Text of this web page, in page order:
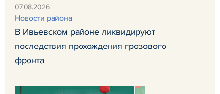
07.08.2026
Новости района
В Ивьевском районе ликвидируют
последствия прохождения грозового
фронта